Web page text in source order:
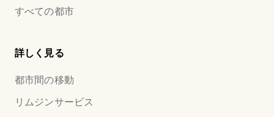
すべての都市
詳しく見る
都市間の移動
リムジンサービス